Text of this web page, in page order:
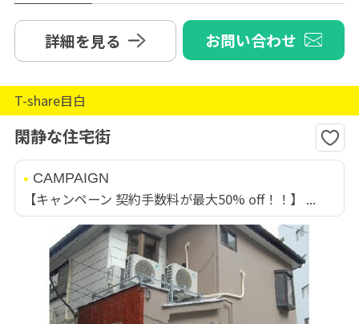
詳細を見る お問い合わせ
T-share目白
閑静な住宅街
CAMPAIGN
【キャンペーン 契約手数料が最大50% off！！】 ...